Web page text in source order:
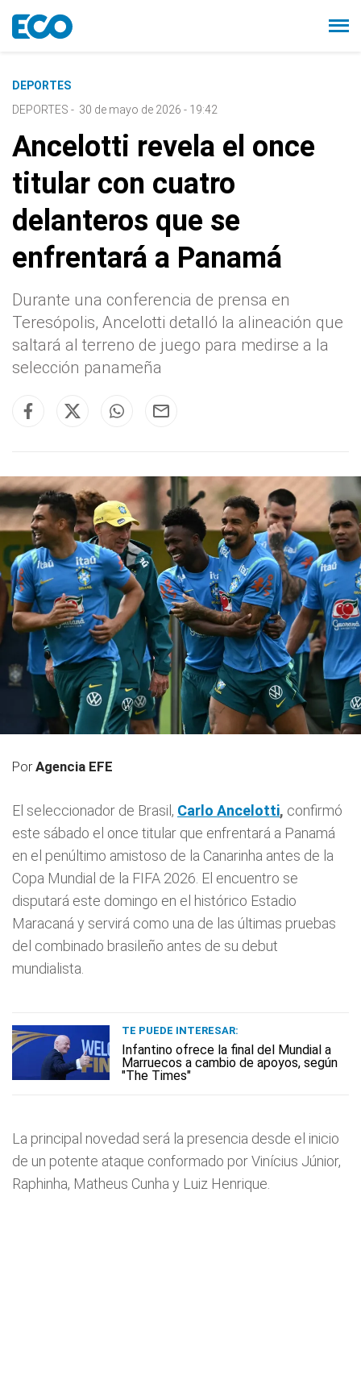
DEPORTES
DEPORTES - 30 de mayo de 2026 - 19:42
Ancelotti revela el once
titular con cuatro
delanteros que se
enfrentará a Panamá
Durante una conferencia de prensa en
Teresópolis, Ancelotti detalló la alineación que
saltará al terreno de juego para medirse a la
selección panameña
PorAgencia EFE
El seleccionador de Brasil, Carlo Ancelotti, confirmó
este sábado el once titular que enfrentará a Panamá
en el penúltimo amistoso de la Canarinha antes de la
Copa Mundial de la FIFA 2026. El encuentro se
disputará este domingo en el histórico Estadio
Maracaná y servirá como una de las últimas pruebas
del combinado brasileño antes de su debut
mundialista.
TE PUEDE INTERESAR:
Infantino ofrece la final del Mundial a
Marruecos a cambio de apoyos, según
"The Times"
La principal novedad será la presencia desde el inicio
de un potente ataque conformado por Vinícius Júnior,
Raphinha, Matheus Cunha y Luiz Henrique.